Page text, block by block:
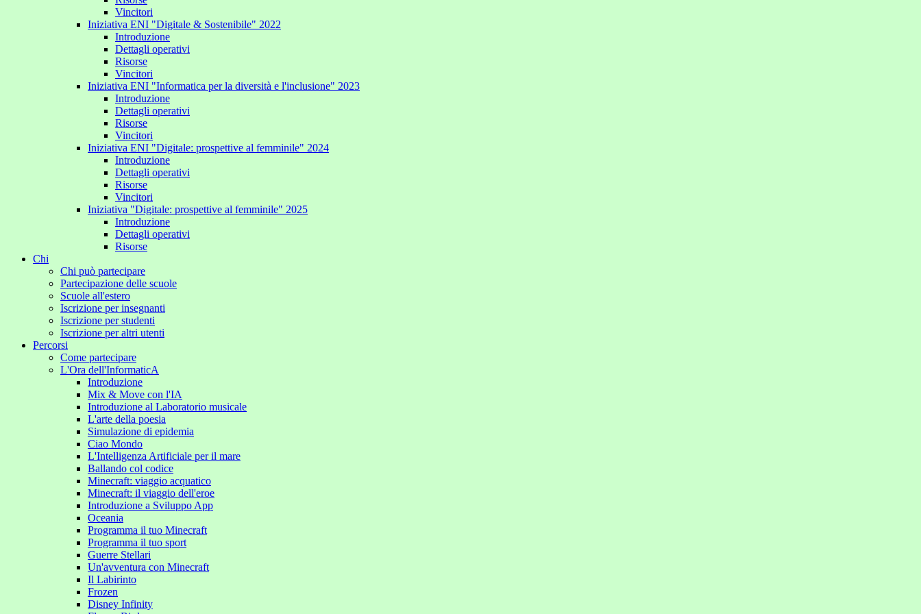
Vincitori
Iniziativa ENI "Digitale & Sostenibile" 2022
Introduzione
Dettagli operativi
Risorse
Vincitori
Iniziativa ENI "Informatica per la diversità e l'inclusione" 2023
Introduzione
Dettagli operativi
Risorse
Vincitori
Iniziativa ENI "Digitale: prospettive al femminile" 2024
Introduzione
Dettagli operativi
Risorse
Vincitori
Iniziativa "Digitale: prospettive al femminile" 2025
Introduzione
Dettagli operativi
Risorse
Chi
Chi può partecipare
Partecipazione delle scuole
Scuole all'estero
Iscrizione per insegnanti
Iscrizione per studenti
Iscrizione per altri utenti
Percorsi
Come partecipare
L'Ora dell'InformaticA
Introduzione
Mix & Move con l'IA
Introduzione al Laboratorio musicale
L'arte della poesia
Simulazione di epidemia
Ciao Mondo
L'Intelligenza Artificiale per il mare
Ballando col codice
Minecraft: viaggio acquatico
Minecraft: il viaggio dell'eroe
Introduzione a Sviluppo App
Oceania
Programma il tuo Minecraft
Programma il tuo sport
Guerre Stellari
Un'avventura con Minecraft
Il Labirinto
Frozen
Disney Infinity